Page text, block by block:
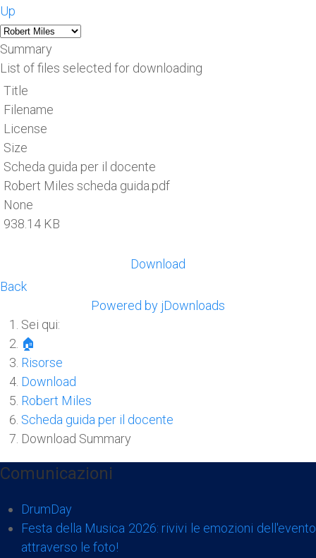
Up
Summary
List of files selected for downloading
Title
Filename
License
Size
Scheda guida per il docente
Robert Miles scheda guida.pdf
None
938.14 KB
Download
Back
Powered by jDownloads
Sei qui:
🏠
Risorse
Download
Robert Miles
Scheda guida per il docente
Download Summary
Comunicazioni
DrumDay
Festa della Musica 2026: rivivi le emozioni dell'evento
attraverso le foto!